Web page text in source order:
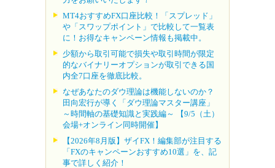
MT4おすすめFX口座比較！「スプレッド」
や「スワップポイント」で比較して一覧表
に！お得なキャンペーン情報も掲載中。
少額から取引可能で損失や取引時間が限定
的なバイナリーオプションが取引できる国
内全7口座を徹底比較。
なぜあなたのダウ理論は機能しないのか？
田向宏行が導く「ダウ理論マスター講座」
～時間軸の基礎知識と実践編～ 【9/5（土）
会場+オンライン同時開催】
【2026年8月版】ザイFX！編集部が注目する
「FXのキャンペーンおすすめ10選」を、記
事で詳しく紹介！